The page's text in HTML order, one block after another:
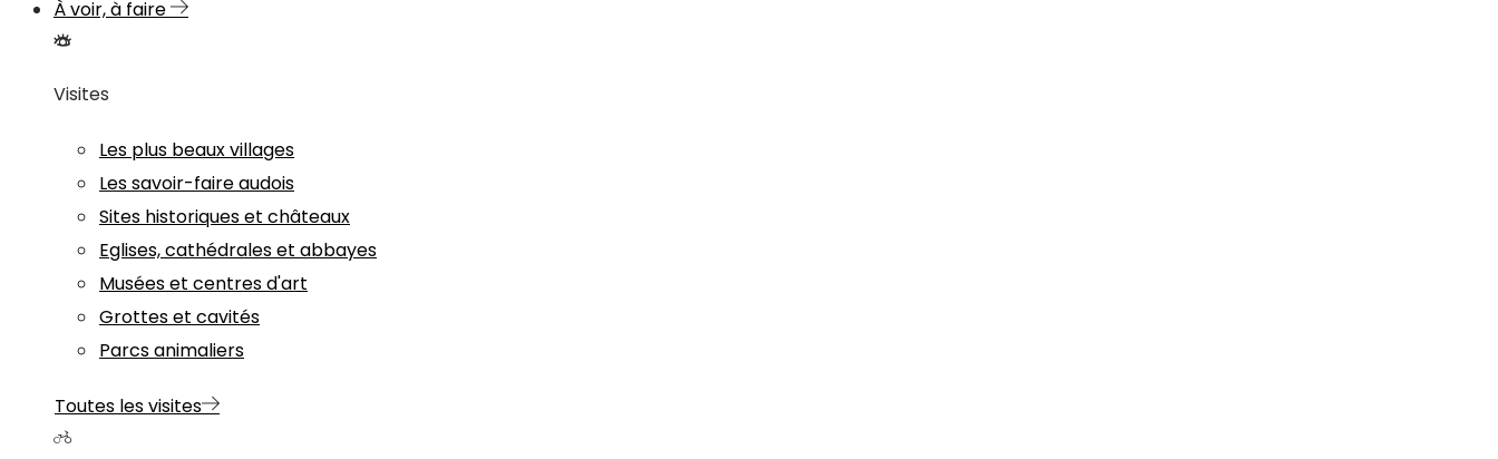
À voir, à faire
Visites
Les plus beaux villages
Les savoir-faire audois
Sites historiques et châteaux
Eglises, cathédrales et abbayes
Musées et centres d'art
Grottes et cavités
Parcs animaliers
Toutes les visites